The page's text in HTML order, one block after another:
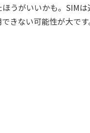
うがいいかも。SIMは
きない可能性が大です